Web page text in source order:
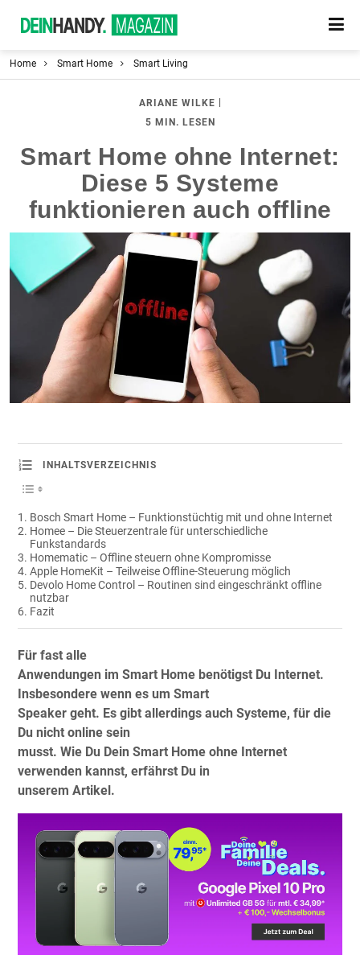
Home Smart Home Smart Living
ARIANE WILKE
5 MIN. LESEN
Smart Home ohne Internet:
Diese 5 Systeme
funktionieren auch offline
INHALTSVERZEICHNIS
Bosch Smart Home – Funktionstüchtig mit und ohne Internet
Homee – Die Steuerzentrale für unterschiedliche
Funkstandards
Homematic – Offline steuern ohne Kompromisse
Apple HomeKit – Teilweise Offline-Steuerung möglich
Devolo Home Control – Routinen sind eingeschränkt offline
nutzbar
Fazit
Für fast alle
Anwendungen im Smart Home benötigst Du Internet.
Insbesondere wenn es um Smart
Speaker geht. Es gibt allerdings auch Systeme, für die
Du nicht online sein
musst. Wie Du Dein Smart Home ohne Internet
verwenden kannst, erfährst Du in
unserem Artikel.